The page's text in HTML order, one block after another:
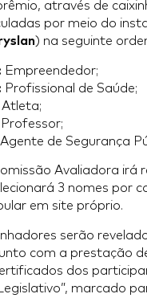
através de
por meio do
) na seguinte
Empreendedor;
Profissional de Saúde;
Atleta;
Professor;
Agente de Segurança
Avaliadora irá
3 nomes por
em site próprio.
serão
com a prestação
dos
marcado